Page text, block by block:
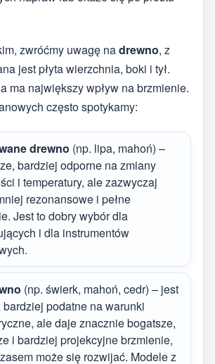
zwróćmy uwagę nadrewno, z
jest płyta wierzchnia, boki i tył.
ma największy wpływ na brzmienie.
często spotykamy:
drewno (np. lipa, mahoń) –
bardziej odporne na zmiany
i temperatury, ale zazwyczaj
rezonansowe i pełne
Jest to dobry wybór dla
i dla instrumentów
(np. świerk, mahoń, cedr) – jest
bardziej podatne na warunki
ale daje znacznie bogatsze,
i bardziej projekcyjne brzmienie,
może się rozwijać. Modele z